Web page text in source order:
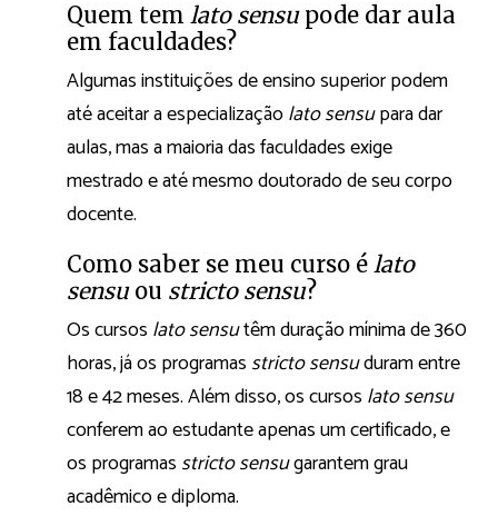
Quem tem lato sensu pode dar aula
em faculdades?
Algumas instituições de ensino superior podem
até aceitar a especializaçãolato sensupara dar
aulas, mas a maioria das faculdades exige
mestrado e até mesmo doutorado de seu corpo
docente.
Como saber se meu curso é lato
sensuou stricto sensu?
Os cursos lato sensutêm duração mínima de 360
horas, já os programas stricto sensuduram entre
18 e 42 meses. Além disso, os cursos lato sensu
conferem ao estudante apenas um certificado, e
os programas stricto sensugarantem grau
acadêmico e diploma.